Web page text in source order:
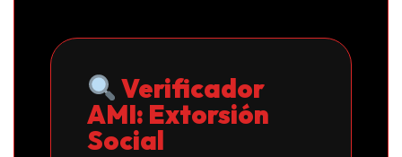
Verificador
AMI: Extorsión
Social